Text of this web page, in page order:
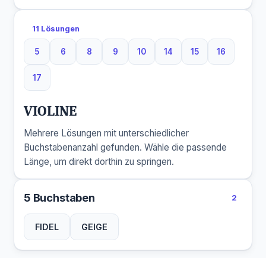
11 Lösungen
5
5 Buchstaben
6
6 Buchstaben
8
8 Buchstaben
9
9 Buchstaben
10
10 Buchstaben
14
14 Buchstaben
15
15 Buchstaben
16
16
17
17 Buchstaben
VIOLINE
Mehrere Lösungen mit unterschiedlicher
Buchstabenanzahl gefunden. Wähle die passende
Länge, um direkt dorthin zu springen.
5 Buchstaben 2
FIDEL GEIGE